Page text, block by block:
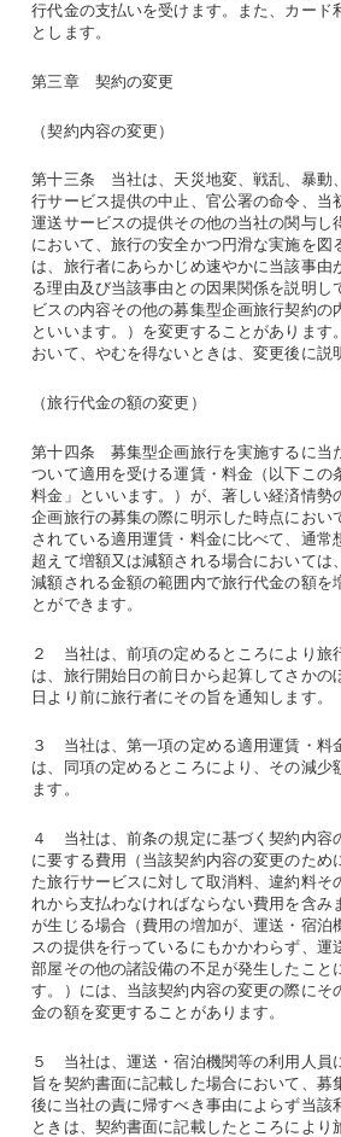
行代金の支払いを受けます。また、カード
とします。
第三章 契約の変更
（契約内容の変更）
第十三条 当社は、天災地変、戦乱、暴動
行サービス提供の中止、官公署の命令、当
運送サービスの提供その他の当社の関与し
において、旅行の安全かつ円滑な実施を図
は、旅行者にあらかじめ速やかに当該事由
る理由及び当該事由との因果関係を説明し
ビスの内容その他の募集型企画旅行契約の
といいます。）を変更することがあります
おいて、やむを得ないときは、変更後に説
（旅行代金の額の変更）
第十四条 募集型企画旅行を実施するに当
ついて適用を受ける運賃・料金（以下この
料金」といいます。）が、著しい経済情勢
企画旅行の募集の際に明示した時点におい
されている適用運賃・料金に比べて、通常
超えて増額又は減額される場合においては
減額される金額の範囲内で旅行代金の額を
とができます。
２ 当社は、前項の定めるところにより旅
は、旅行開始日の前日から起算してさかの
日より前に旅行者にその旨を通知します。
３ 当社は、第一項の定める適用運賃・料
は、同項の定めるところにより、その減少
ます。
４ 当社は、前条の規定に基づく契約内容
に要する費用（当該契約内容の変更のため
た旅行サービスに対して取消料、違約料そ
れから支払わなければならない費用を含み
が生じる場合（費用の増加が、運送・宿泊
スの提供を行っているにもかかわらず、運
部屋その他の諸設備の不足が発生したこと
す。）には、当該契約内容の変更の際にそ
金の額を変更することがあります。
５ 当社は、運送・宿泊機関等の利用人員
旨を契約書面に記載した場合において、募
後に当社の責に帰すべき事由によらず当該
ときは、契約書面に記載したところにより